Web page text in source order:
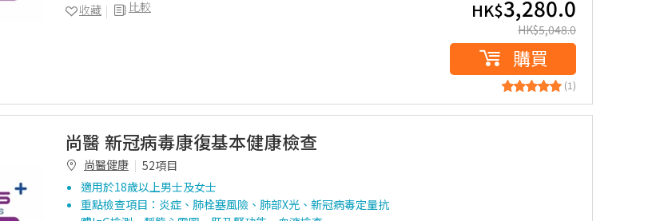
比較
收藏 HK$3,280.0
HK$5,048.0
購買
(1)
尚醫 新冠病毒康復基本健康檢查
尚醫健康
52項目
適用於18歲以上男士及女士
重點檢查項目：炎症、肺栓塞風險、肺部X光、新冠病毒定量抗